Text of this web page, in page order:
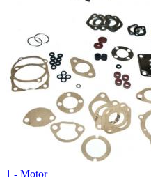
1 - Motor